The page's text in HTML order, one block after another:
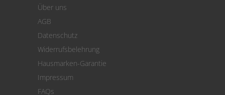
Cookie Einstellungen
Über uns
AGB
Datenschutz
Widerrufsbelehrung
Hausmarken-Garantie
Impressum
FAQs